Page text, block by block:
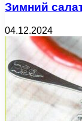
Зимний
04.12.2024